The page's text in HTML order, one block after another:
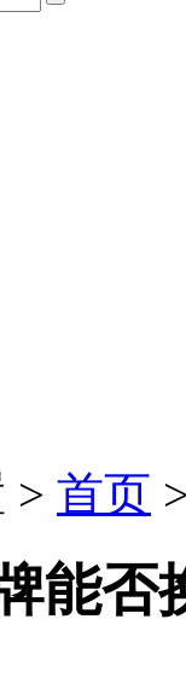
> 首页
能否